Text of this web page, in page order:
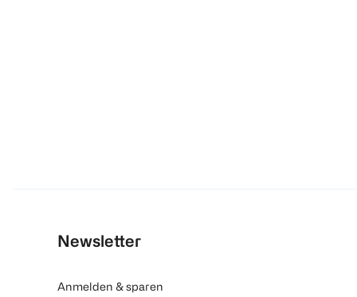
Newsletter
Anmelden & sparen